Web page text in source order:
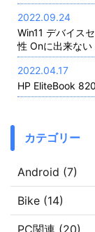
2022.09.24
Win11 デバイス
性 Onに出来ない
2022.04.17
HP EliteBook
カテゴリー
Android (7)
Bike (14)
PC関連 (20)